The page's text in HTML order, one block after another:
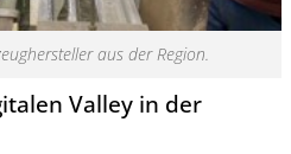
aus der Region.
Valley in der